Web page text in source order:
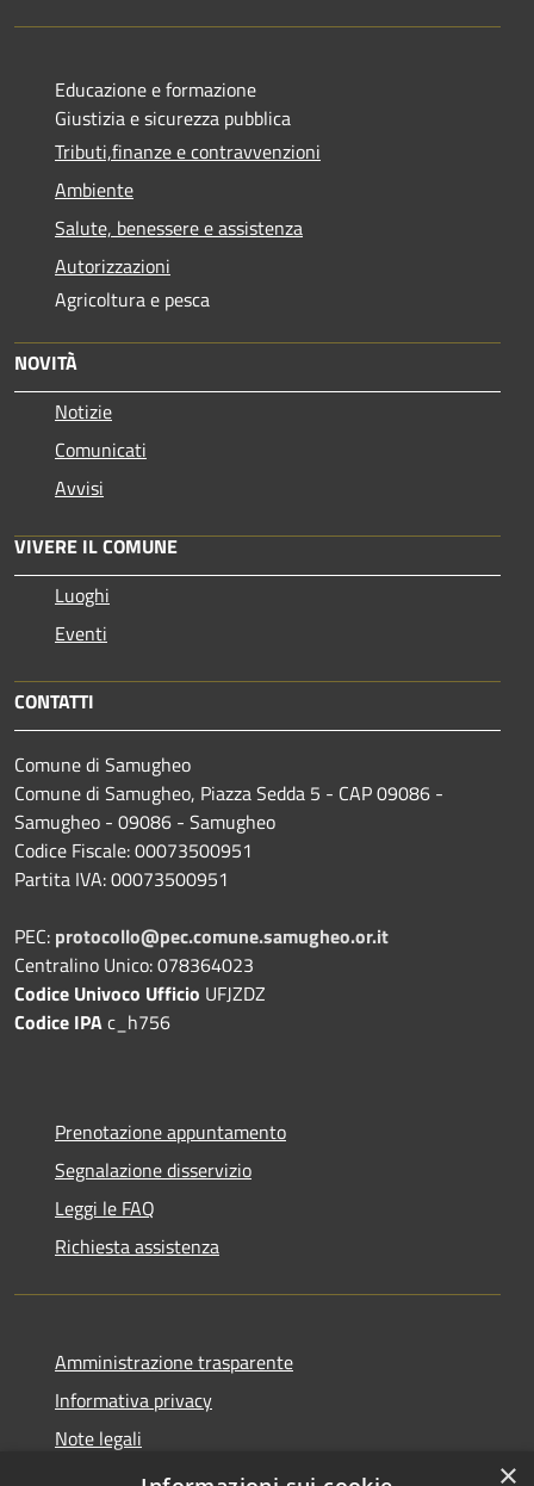
Educazione e formazione
Giustizia e sicurezza pubblica
Tributi,finanze e contravvenzioni
Ambiente
Salute, benessere e assistenza
Autorizzazioni
Agricoltura e pesca
NOVITÀ
Notizie
Comunicati
Avvisi
VIVERE IL COMUNE
Luoghi
Eventi
CONTATTI
Comune di Samugheo
Comune di Samugheo, Piazza Sedda 5 - CAP 09086 -
Samugheo - 09086 - Samugheo
Codice Fiscale: 00073500951
Partita IVA: 00073500951
PEC: protocollo@pec.comune.samugheo.or.it
Centralino Unico: 078364023
Codice Univoco Ufficio UFJZDZ
Codice IPAc_h756
Prenotazione appuntamento
Segnalazione disservizio
Leggi le FAQ
Richiesta assistenza
Amministrazione trasparente
Informativa privacy
Note legali
Dichiarazione di accessibilità
×